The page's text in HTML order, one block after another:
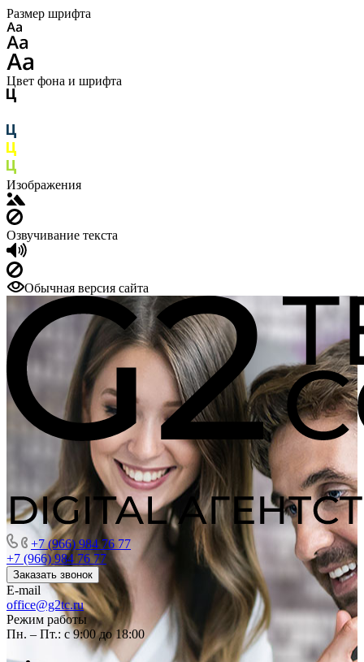
Размер шрифта
Цвет фона и шрифта
Изображения
Озвучивание текста
Обычная версия сайта
+7 (966) 984 76 77
+7 (966) 984 76 77
Заказать звонок
E-mail
office@g2tc.ru
Режим работы
Пн. – Пт.: с 9:00 до 18:00